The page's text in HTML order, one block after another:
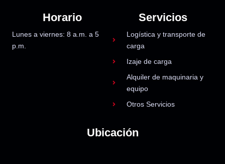
Horario
Lunes a viernes: 8 a.m. a 5
p.m.
Servicios
Logística y transporte de
carga
Izaje de carga
Alquiler de maquinaria y
equipo
Otros Servicios
Ubicación